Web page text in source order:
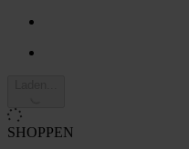
SHOPPEN